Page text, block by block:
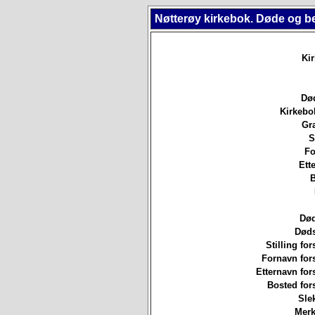
Nøtterøy kirkebok. Døde og
Stilling
Fornavn
Etternavn
Bosted